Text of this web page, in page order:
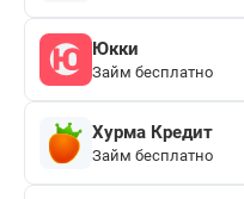
Юкки
Займ бесплатно
Хурма Кредит
Займ бесплатно